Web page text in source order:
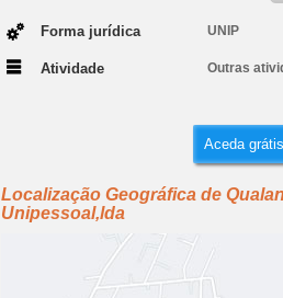
Forma jurídica UNIP
Atividade Outras
Aceda
Localização Geográfica de
Unipessoal,lda